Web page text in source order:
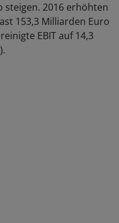
steigen. 2016 erhöhten
153,3 Milliarden Euro
EBIT auf 14,3